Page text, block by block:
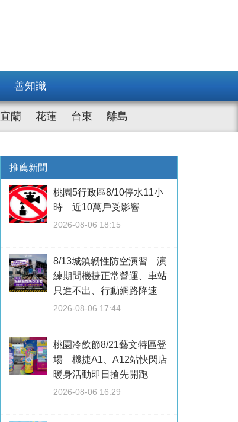
善知識
宜蘭 花蓮 台東 離島
推薦新聞
桃園5行政區8/10停水11小
時 近10萬戶受影響
2026-08-06 18:15
8/13城鎮韌性防空演習 演
練期間機捷正常營運、車站
只進不出、行動網路降速
2026-08-06 17:44
桃園冷飲節8/21藝文特區登
場 機捷A1、A12站快閃店
暖身活動即日搶先開跑
2026-08-06 16:29